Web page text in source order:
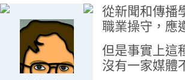
從新聞和傳播
職業操守，應
但是事實上這
沒有一家媒體